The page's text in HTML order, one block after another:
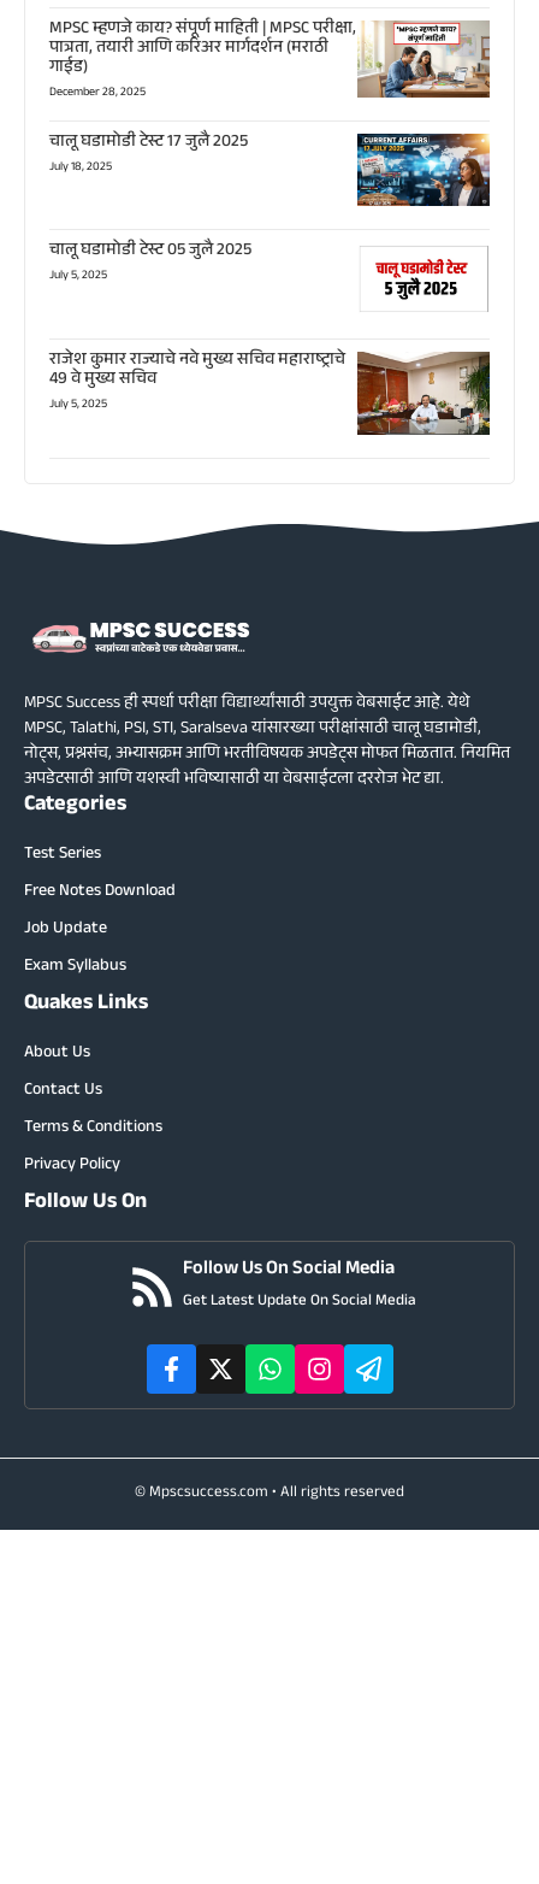
MPSC म्हणजे काय? संपूर्ण माहिती | MPSC परीक्षा,
पात्रता, तयारी आणि करिअर मार्गदर्शन (मराठी
गाईड)
December 28, 2025
चालू घडामोडी टेस्ट 17 जुलै 2025
July 18, 2025
चालू घडामोडी टेस्ट 05 जुलै 2025
July 5, 2025
राजेश कुमार राज्याचे नवे मुख्य सचिव महाराष्ट्राचे
49 वे मुख्य सचिव
July 5, 2025
MPSC Success ही स्पर्धा परीक्षा विद्यार्थ्यांसाठी उपयुक्त वेबसाईट आहे. येथे
MPSC, Talathi, PSI, STI, Saralseva यांसारख्या परीक्षांसाठी चालू घडामोडी,
नोट्स, प्रश्नसंच, अभ्यासक्रम आणि भरतीविषयक अपडेट्स मोफत मिळतात. नियमित
अपडेटसाठी आणि यशस्वी भविष्यासाठी या वेबसाईटला दररोज भेट द्या.
Categories
Test Series
Free Notes Download
Job Update
Exam Syllabus
Quakes Links
About Us
Contact Us
Terms & Conditions
Privacy Policy
Follow Us On
Follow Us On Social Media
Get Latest Update On Social Media
© Mpscsuccess.com • All rights reserved